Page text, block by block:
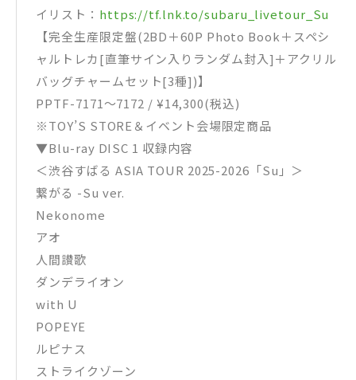
イリスト： https://tf.lnk.to/subaru_livetour_Su
【完全生産限定盤(2BD＋60P Photo Book＋スペシ
ャルトレカ[直筆サイン入りランダム封入]＋アクリル
バッグチャームセット[3種])】
PPTF-7171～7172 / ¥14,300(税込)
※TOY’S STORE＆イベント会場限定商品
▼Blu-ray DISC 1 収録内容
＜渋谷すばる ASIA TOUR 2025-2026「Su」＞
繋がる -Su ver.
Nekonome
アオ
人間讃歌
ダンデライオン
with U
POPEYE
ルピナス
ストライクゾーン